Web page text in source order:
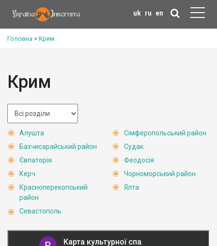
uk ru en
Головна > Крим
Крим
Алушта
Бахчисарайський район
Євпаторія
Керч
Красноперекопський
район
Севастополь
Сімферопольський район
Судак
Феодосія
Чорноморський район
Ялта